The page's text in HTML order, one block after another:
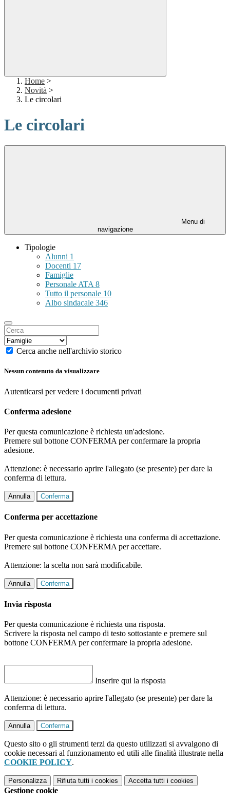
Home >
Novità >
Le circolari
Le circolari
Menu di
navigazione
Tipologie
Alunni 1
Docenti 17
Famiglie
Personale ATA 8
Tutto il personale 10
Albo sindacale 346
Cerca anche nell'archivio storico
Nessun contenuto da visualizzare
Autenticarsi per vedere i documenti privati
Conferma adesione
Per questa comunicazione è richiesta un'adesione.
Premere sul bottone CONFERMA per confermare la propria
adesione.
Attenzione: è necessario aprire l'allegato (se presente) per dare la
conferma di lettura.
Annulla Conferma
Conferma per accettazione
Per questa comunicazione è richiesta una conferma di accettazione.
Premere sul bottone CONFERMA per accettare.
Attenzione: la scelta non sarà modificabile.
Annulla Conferma
Invia risposta
Per questa comunicazione è richiesta una risposta.
Scrivere la risposta nel campo di testo sottostante e premere sul
bottone CONFERMA per confermare la propria adesione.
Inserire qui la risposta
Attenzione: è necessario aprire l'allegato (se presente) per dare la
conferma di lettura.
Annulla Conferma
Questo sito o gli strumenti terzi da questo utilizzati si avvalgono di
cookie necessari al funzionamento ed utili alle finalità illustrate nella
COOKIE POLICY.
Personalizza Rifiuta tutti i cookies Accetta tutti i cookies
Gestione cookie